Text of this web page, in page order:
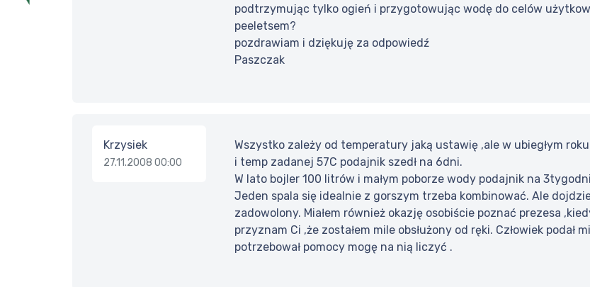
podtrzymując tylko ogień i przygotowując wodę do celów
peeletsem?
pozdrawiam i dziękuję za odpowiedź
Paszczak
Krzysiek
27.11.2008 00:00
Wszystko zależy od temperatury jaką ustawię ,ale w ubiegłym
i temp zadanej 57C podajnik szedł na 6dni.
W lato bojler 100 litrów i małym poborze wody podajnik na
Jeden spala się idealnie z gorszym trzeba kombinować. Ale
zadowolony. Miałem również okazję osobiście poznać prezesa
przyznam Ci ,że zostałem mile obsłużony od ręki. Człowiek podał
potrzebował pomocy mogę na nią liczyć .